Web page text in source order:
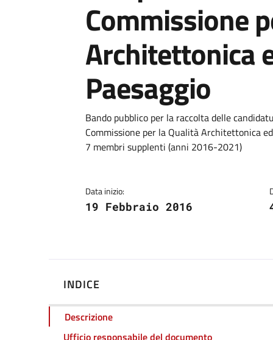
Commissione
Architettonica
Paesaggio
Dettagli
Bando pubblico per la raccolta delle
Commissione per la Qualità Architettonica
7 membri supplenti (anni 2016-2021)
Data inizio:
19 Febbraio 2016
INDICE
Descrizione
Ufficio responsabile del documento